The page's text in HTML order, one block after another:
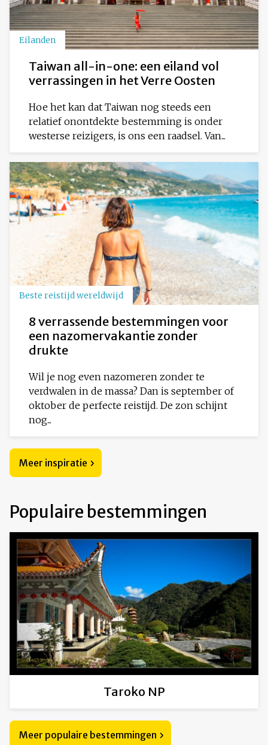
Eilanden
Taiwan all-in-one: een eiland vol
verrassingen in het Verre Oosten
Hoe het kan dat Taiwan nog steeds een
relatief onontdekte bestemming is onder
westerse reizigers, is ons een raadsel. Van...
Beste reistijd wereldwijd
8 verrassende bestemmingen voor
een nazomervakantie zonder
drukte
Wil je nog even nazomeren zonder te
verdwalen in de massa? Dan is september of
oktober de perfecte reistijd. De zon schijnt
nog...
Meer inspiratie
Populaire bestemmingen
Taroko NP
Meer populaire bestemmingen